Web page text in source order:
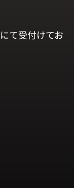
にて受付けてお